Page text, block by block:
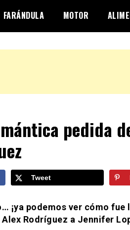
FARÁNDULA MOTOR
pedida
Tweet
¡ya podemos ver cómo fue
Rodríguez a Jennifer